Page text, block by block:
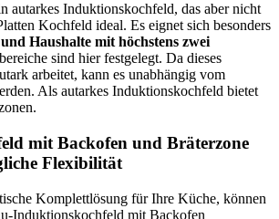
autarkes Induktionskochfeld, das aber nicht
Kochfeld ideal. Es eignet sich besonders
Haushalte mit höchstens zwei
sind hier festgelegt. Da dieses
arbeitet, kann es unabhängig vom
Als autarkes Induktionskochfeld bietet
mit Backofen und Bräterzone
Flexibilität
Komplettlösung für Ihre Küche, können
Induktionskochfeld mit Backofen